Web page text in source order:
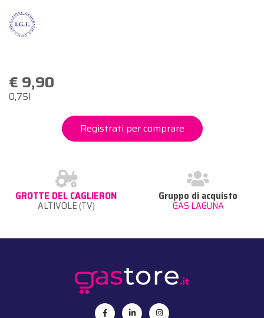
€ 9,90
0,75l
Registrati per comprare
GROTTE DEL CAGLIERON
ALTIVOLE (TV)
Gruppo di acquisto
GAS LAGUNA